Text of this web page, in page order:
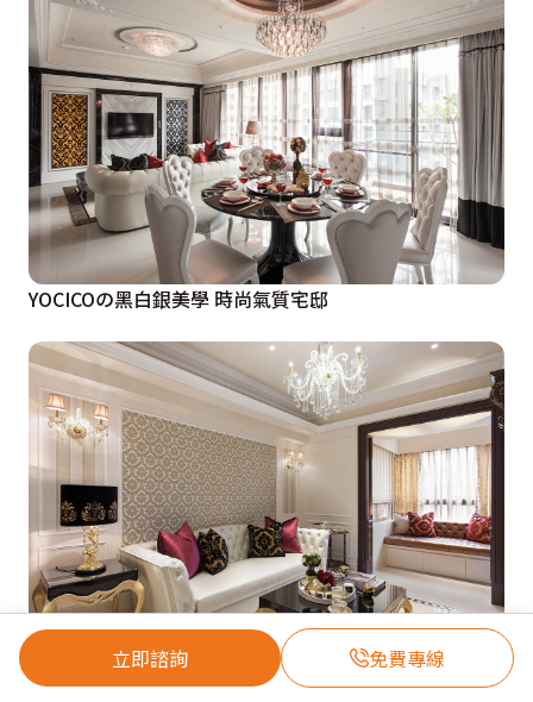
立即諮詢 免費專線
YOCICOの黑白銀美學 時尚氣質宅邸
YOCICOの空間微整形 時尚金古典